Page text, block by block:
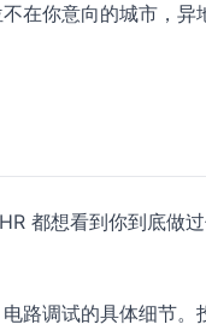
在你意向的城市，异
都想看到你到底做
路调试的具体细节。